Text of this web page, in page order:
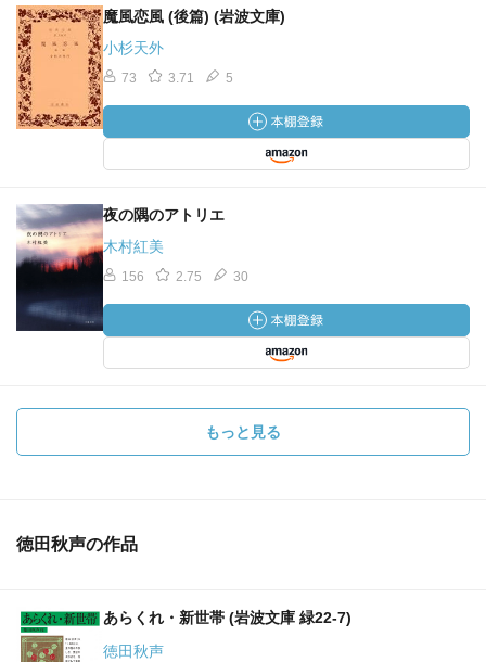
魔風恋風 (後篇) (岩波文庫)
小杉天外
73 3.71 5
夜の隅のアトリエ
木村紅美
156 2.75 30
もっと見る
徳田秋声の作品
あらくれ・新世帯 (岩波文庫 緑22-7)
徳田秋声